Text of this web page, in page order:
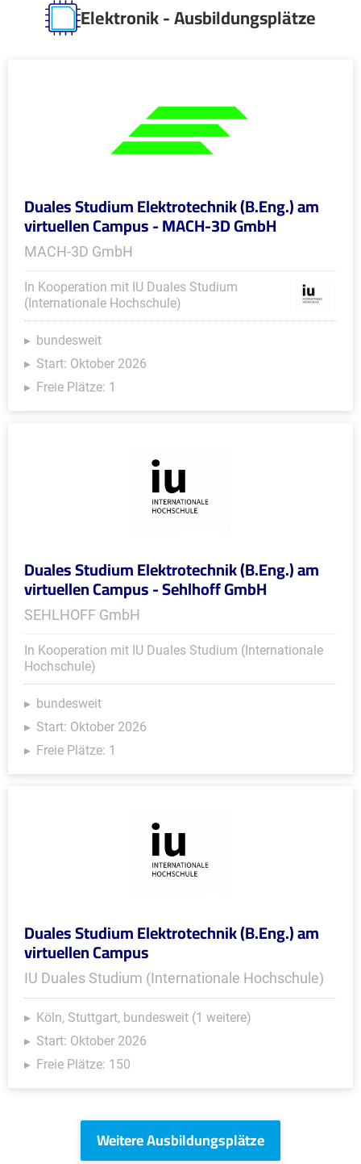
Elektronik - Ausbildungsplätze
Duales Studium Elektrotechnik (B.Eng.) am
virtuellen Campus - MACH-3D GmbH
MACH-3D GmbH
In Kooperation mit IU Duales Studium
(Internationale Hochschule)
bundesweit
Start: Oktober 2026
Freie Plätze: 1
Duales Studium Elektrotechnik (B.Eng.) am
virtuellen Campus - Sehlhoff GmbH
SEHLHOFF GmbH
In Kooperation mit IU Duales Studium (Internationale
Hochschule)
bundesweit
Start: Oktober 2026
Freie Plätze: 1
Duales Studium Elektrotechnik (B.Eng.) am
virtuellen Campus
IU Duales Studium (Internationale Hochschule)
Köln, Stuttgart, bundesweit (1 weitere)
Start: Oktober 2026
Freie Plätze: 150
Weitere Ausbildungsplätze